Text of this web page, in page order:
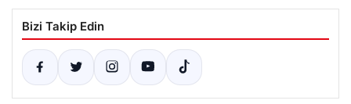
Bizi Takip Edin